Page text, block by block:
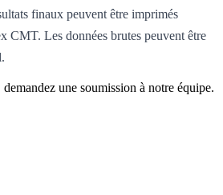
finaux peuvent être imprimés
CMT. Les données brutes peuvent être
une soumission à notre équipe.